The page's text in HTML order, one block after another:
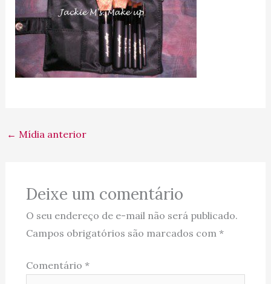
← Mídia anterior
Deixe um comentário
O seu endereço de e-mail não será publicado.
Campos obrigatórios são marcados com *
Comentário *